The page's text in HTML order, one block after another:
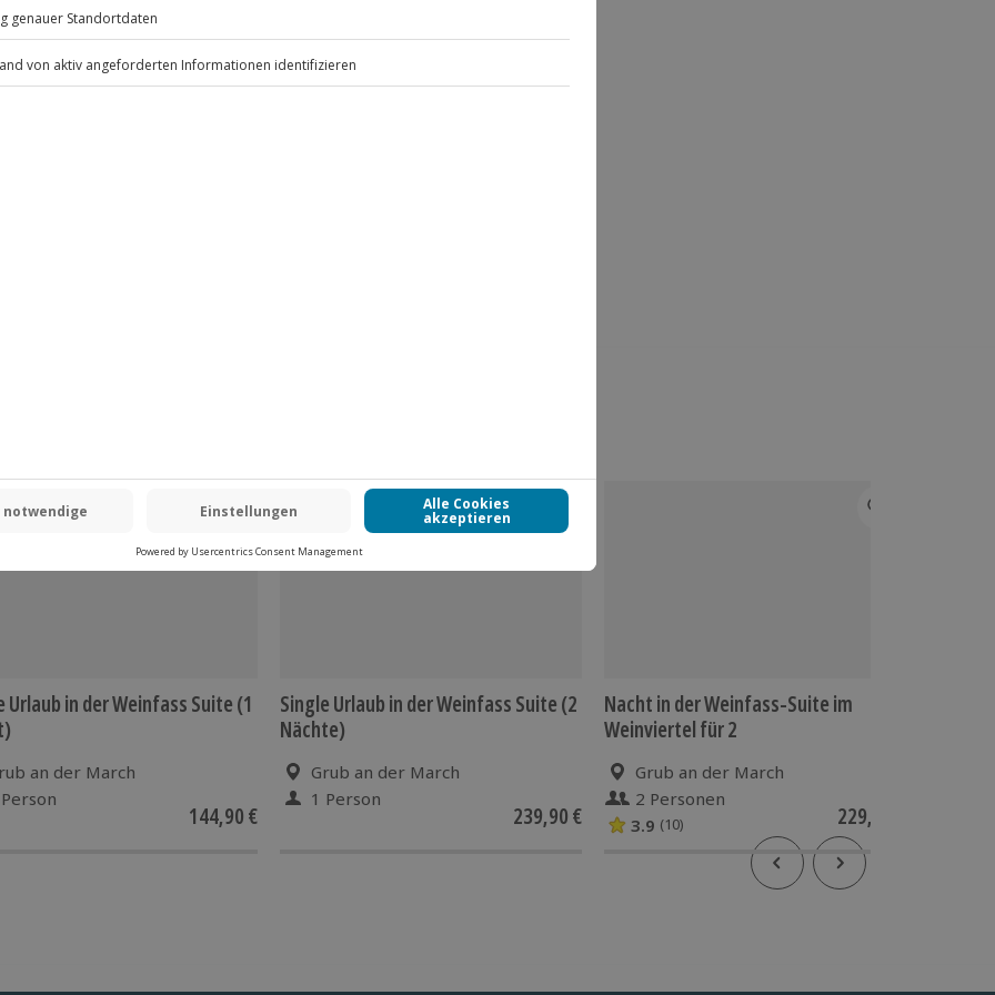
anfallen (die Kosten sind vor
Urlaub in der Weinfass Suite (1
an der March
144,90 €
Single Urlaub in der Weinfass Suite (2
Nächte)
Grub an der March
1 Person
239,90 €
Nacht in der Weinfass-Suite im
Weinviertel für 2
Grub an der March
2 Personen
3.9 (10) 229,90 €